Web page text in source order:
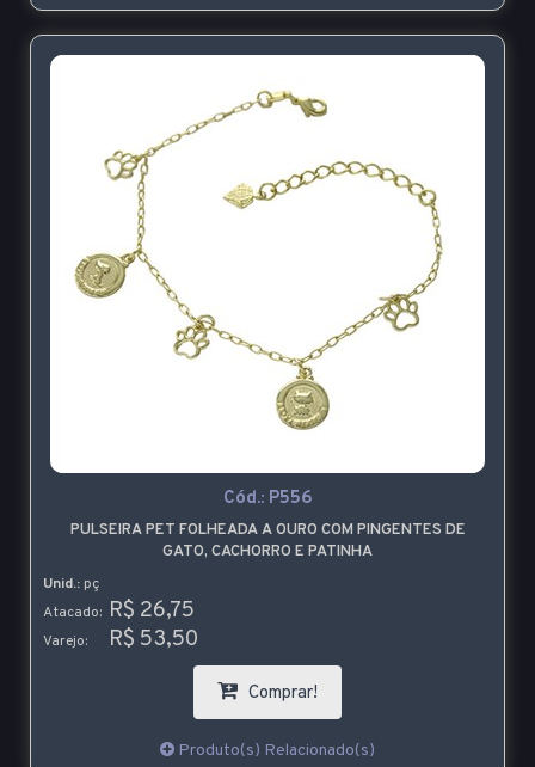
Cód.: P556
PULSEIRA PET FOLHEADA A OURO COM PINGENTES DE
GATO, CACHORRO E PATINHA
Unid.: pç
Atacado: R$ 26,75
Varejo: R$ 53,50
Comprar!
Produto(s) Relacionado(s)